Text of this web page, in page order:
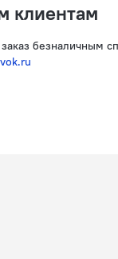
клиентам
заказ безналичным